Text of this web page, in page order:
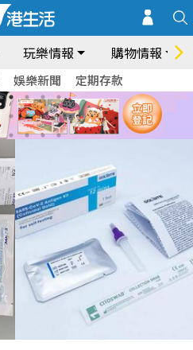
玩樂情報 購物情報
娛樂新聞 定期存款